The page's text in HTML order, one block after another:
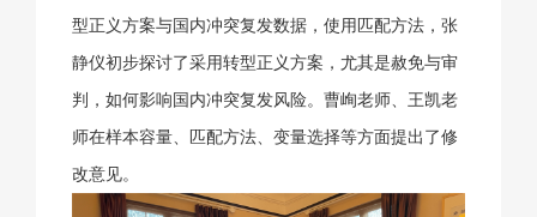
型正义方案与国内冲突复发数据，使用匹配方法，张
静仪初步探讨了采用转型正义方案，尤其是赦免与审
判，如何影响国内冲突复发风险。曹峋老师、王凯老
师在样本容量、匹配方法、变量选择等方面提出了修
改意见。